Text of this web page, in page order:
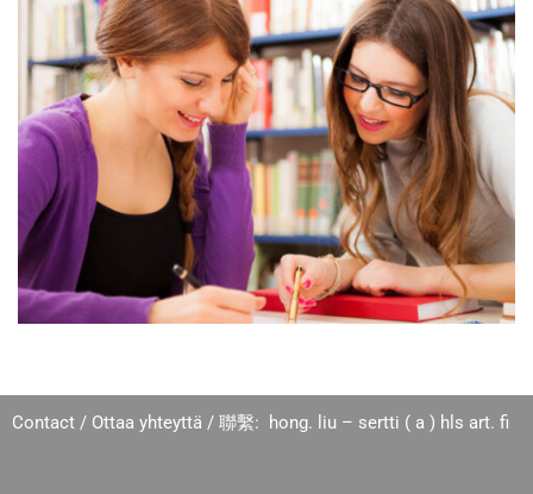
Contact / Ottaa yhteyttä / 聯繫: hong. liu – sertti ( a ) hls art. fi